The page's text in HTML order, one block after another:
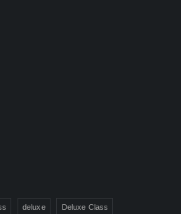
deluxe Deluxe Class